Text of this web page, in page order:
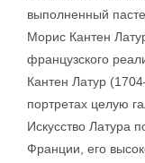
выполненный
Морис Кантен
французского
Кантен Латур
портретах целую
Искусство Латура
Франции, его